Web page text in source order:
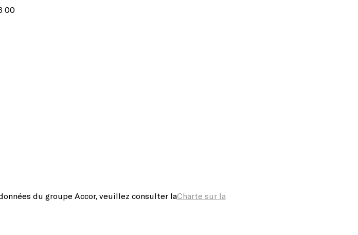
00
du groupe Accor, veuillez consulter laCharte sur la